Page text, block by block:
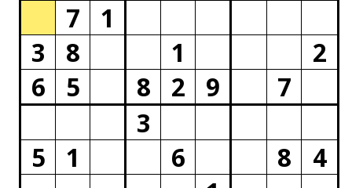
7
1
3
8 1
2
6
5 8 2 9
7
3
5
1 6 8
4